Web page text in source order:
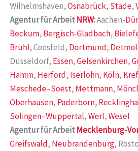
Wilhelmshaven,Osnabrück, Stade,
Agentur für ArbeitNRW:Aachen-
Beckum, Bergisch-Gladbach,
Brühl, Coesfeld, Dortmund,
Düsseldorf, Essen,Gelsenkirchen,
Hamm, Herford, Iserlohn, Köln,
Meschede–Soest, Mettmann,
Oberhausen, Paderborn,
Solingen–Wuppertal,Werl,Wesel
Agentur für ArbeitMecklenburg-
Greifswald, Neubrandenburg,